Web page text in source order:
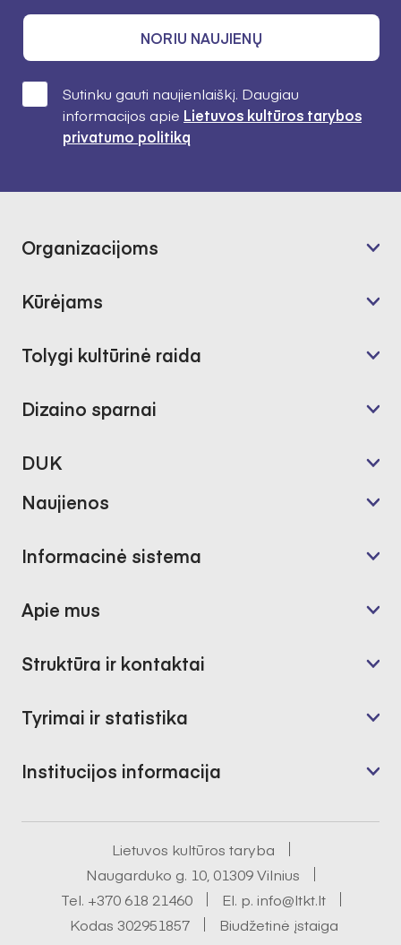
NORIU NAUJIENŲ
Sutinku gauti naujienlaiškį. Daugiau
informacijos apie Lietuvos kultūros tarybos
privatumo politiką
Organizacijoms
Kūrėjams
Tolygi kultūrinė raida
Dizaino sparnai
DUK
Naujienos
Informacinė sistema
Apie mus
Struktūra ir kontaktai
Tyrimai ir statistika
Institucijos informacija
Lietuvos kultūros taryba
Naugarduko g. 10, 01309 Vilnius
Tel. +370 618 21460 El. p. info@ltkt.lt
Kodas 302951857
Biudžetinė įstaiga